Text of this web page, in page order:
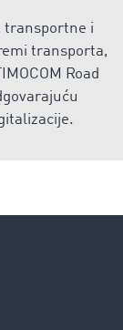
transportne i
transporta,
Road